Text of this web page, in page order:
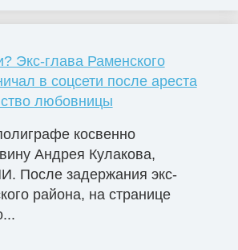
Экс-глава Раменского
в соцсети после ареста
любовницы
косвенно
Андрея Кулакова,
После задержания экс-
района, на странице